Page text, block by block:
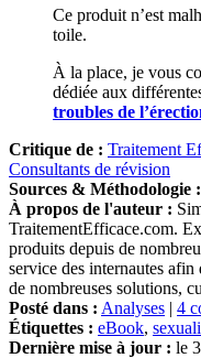
Ce produit n’est
toile.
À la place, je vous
dédiée aux
troubles de
Critique de : Traitement
Consultants de révision
Sources & Méthodologie :
À propos de l'auteur :
TraitementEfficace.com.
produits depuis de
service des internautes
de nombreuses solutions,
Posté dans : Analyses | 4
Étiquettes : eBook,
Dernière mise à jour : le